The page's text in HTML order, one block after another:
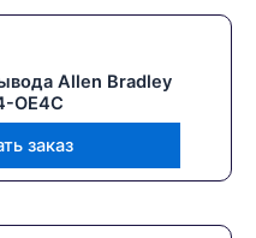
Allen Bradley
OE4C
заказ